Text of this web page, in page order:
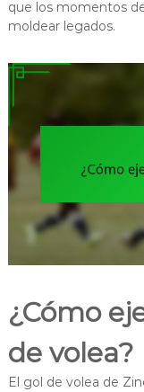
que los momentos
moldear legados.
¿Cómo
de volea?
El gol de volea de